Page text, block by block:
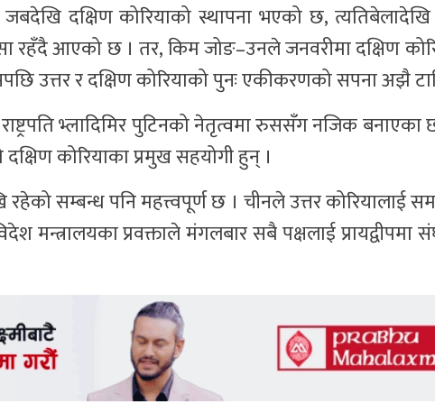
जबदेखि दक्षिण कोरियाको स्थापना भएको छ,
रहँदै आएको छ । तर, किम जोङ–उनले जनवरीमा दक्षिण
उत्तर र दक्षिण कोरियाको पुनः एकीकरणको सपना अझै
भ्लादिमिर पुटिनको नेतृत्वमा रुससँग नजिक बनाएका
कोरियाका प्रमुख सहयोगी हुन् ।
सम्बन्ध पनि महत्त्वपूर्ण छ । चीनले उत्तर कोरियालाई
मन्त्रालयका प्रवक्ताले मंगलबार सबै पक्षलाई